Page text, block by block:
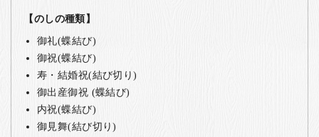
【のしの種類】
御礼(蝶結び)
御祝(蝶結び)
寿・結婚祝(結び切り)
御出産御祝 (蝶結び)
内祝(蝶結び)
御見舞(結び切り)